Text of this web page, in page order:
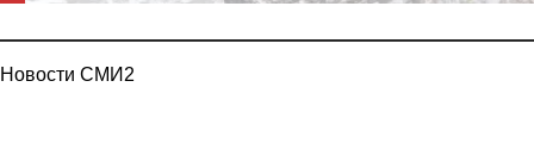
Новости СМИ2